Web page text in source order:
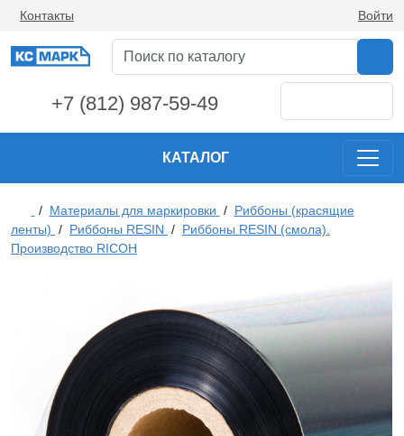
Контакты Войти
+7 (812) 987-59-49
КАТАЛОГ
/ Материалы для маркировки / Риббоны (красящие
ленты) / Риббоны RESIN / Риббоны RESIN (смола).
Производство RICOH